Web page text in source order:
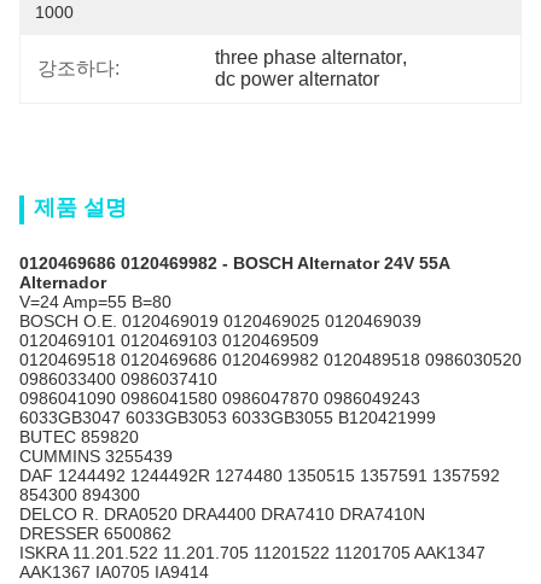
1000
강조하다: three phase alternator,
dc power alternator
제품 설명
0120469686 0120469982 - BOSCH Alternator 24V 55A
Alternador
V=24 Amp=55 B=80
BOSCH O.E. 0120469019 0120469025 0120469039
0120469101 0120469103 0120469509
0120469518 0120469686 0120469982 0120489518 0986030520
0986033400 0986037410
0986041090 0986041580 0986047870 0986049243
6033GB3047 6033GB3053 6033GB3055 B120421999
BUTEC 859820
CUMMINS 3255439
DAF 1244492 1244492R 1274480 1350515 1357591 1357592
854300 894300
DELCO R. DRA0520 DRA4400 DRA7410 DRA7410N
DRESSER 6500862
ISKRA 11.201.522 11.201.705 11201522 11201705 AAK1347
AAK1367 IA0705 IA9414